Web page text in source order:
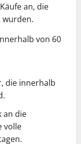
an, die
wurden.
von 60
die innerhalb
an die
volle